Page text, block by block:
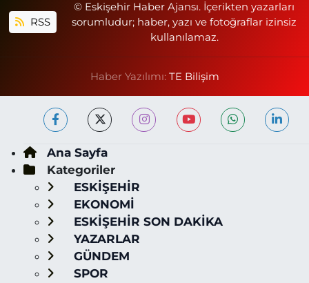
RSS
© Eskişehir Haber Ajansı. İçerikten yazarları
sorumludur; haber, yazı ve fotoğraflar izinsiz
kullanılamaz.
Haber Yazılımı: TE Bilişim
Ana Sayfa
Kategoriler
ESKİŞEHİR
EKONOMİ
ESKİŞEHİR SON DAKİKA
YAZARLAR
GÜNDEM
SPOR